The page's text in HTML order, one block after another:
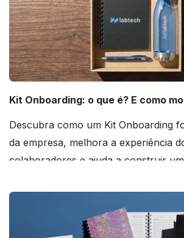
Kit Onboarding: o que é? E como
Descubra como um Kit Onboarding
da empresa, melhora a experiência
colaboradores e ajuda a construir